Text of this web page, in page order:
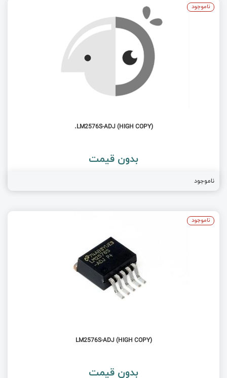
نحوه ایجاد پروژه و کامپایل و پروگرام کردن آن در
AtmelStudio + دو مثال
ساختار شرطی if و عملگر های مقایسه ای در آردوینو
LM2576S-ADJ (HIGH COPY).
بدون قیمت
ناموجود
ناموجود
LM2576S-ADJ (HIGH COPY)
بدون قیمت
ناموجود